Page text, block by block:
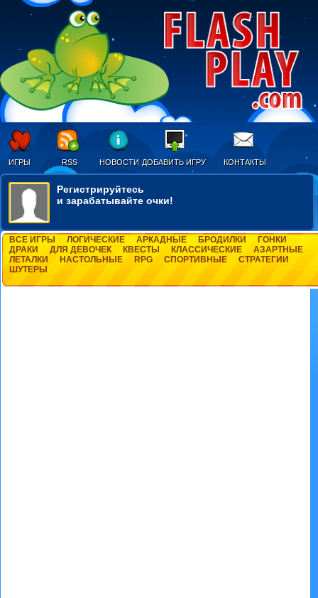
ИГРЫ RSS НОВОСТИ ДОБАВИТЬ ИГРУ КОНТАКТЫ
Регистрируйтесь
и зарабатывайте очки!
ВСЕ ИГРЫ ЛОГИЧЕСКИЕ АРКАДНЫЕ БРОДИЛКИ
ГОНКИ
ДРАКИ
ДЛЯ ДЕВОЧЕК КВЕСТЫ КЛАССИЧЕСКИЕ
АЗАРТНЫЕ
ЛЕТАЛКИ
НАСТОЛЬНЫЕ RPG СПОРТИВНЫЕ
СТРАТЕГИИ
ШУТЕРЫ